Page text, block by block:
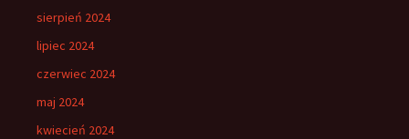
sierpień 2024
lipiec 2024
czerwiec 2024
maj 2024
kwiecień 2024